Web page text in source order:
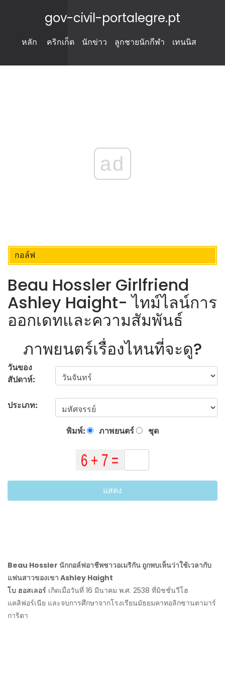
gov-civil-portalegre.pt
หลัก คริกเก็ต นักข่าว ลูกชายนักกีฬา เทนนิส
ad
กอล์ฟ
Beau Hossler Girlfriend
Ashley Haight- ไทม์ไลน์การ
ออกเดทและความสัมพันธ์
ภาพยนตร์เรื่องไหนที่จะดู?
วันของ
สัปดาห์:
ประเภท:
พิมพ์: ภาพยนตร์ ชุด
แสดง
Beau Hossler นักกอล์ฟอาชีพชาวอเมริกัน ถูกพบเห็นว่าใช้เวลากับ
แฟนสาวของเขา Ashley Haight
โบ ฮอสเลอร์ เกิดเมื่อวันที่ 16 มีนาคม พ.ศ. 2538 ที่มิชชั่นวีโฮ
แคลิฟอร์เนีย และจบการศึกษาจากโรงเรียนมัธยมคาทอลิกซานตามาร์
การิตา